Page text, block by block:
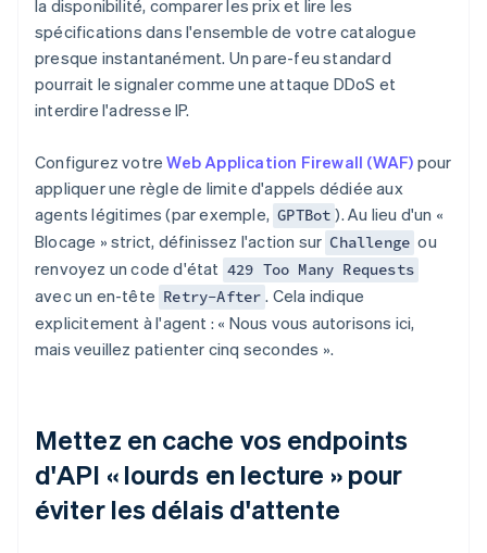
la disponibilité, comparer les prix et lire les
spécifications dans l'ensemble de votre catalogue
presque instantanément. Un pare-feu standard
pourrait le signaler comme une attaque DDoS et
interdire l'adresse IP.
Configurez votreWeb Application Firewall (WAF) pour
appliquer une règle de limite d'appels dédiée aux
agents légitimes (par exemple, GPTBot ). Au lieu d'un «
Blocage » strict, définissez l'action sur Challenge ou
renvoyez un code d'état 429 Too Many Requests
avec un en-tête Retry-After . Cela indique
explicitement à l'agent : « Nous vous autorisons ici,
mais veuillez patienter cinq secondes ».
Mettez en cache vos endpoints
d'API « lourds en lecture » pour
éviter les délais d'attente